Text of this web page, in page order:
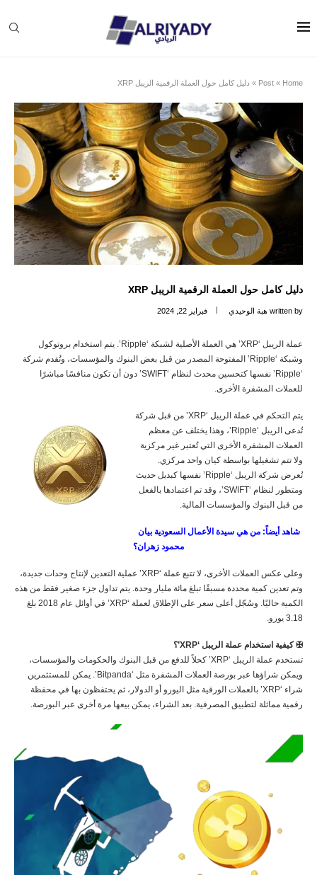
Home
»
Post
» دليل كامل حول العملة الرقمية الريبل XRP
دليل كامل حول العملة الرقمية الريبل XRP
written by هبة الوحيدي فبراير 22, 2024
عملة الريبل ‘XRP’ هي العملة الأصلية لشبكة ‘Ripple’. يتم استخدام بروتوكول
وشبكة ‘Ripple’ المفتوحة المصدر من قبل بعض البنوك والمؤسسات، وتُقدم شركة
‘Ripple’ نفسها كتحسين محدث لنظام ‘SWIFT’ دون أن تكون منافسًا مباشرًا
للعملات المشفرة الأخرى.
يتم التحكم في عملة الريبل ‘XRP’ من قبل شركة
تُدعى الريبل ‘Ripple’، وهذا يختلف عن معظم
العملات المشفرة الأخرى التي تُعتبر غير مركزية
ولا تتم تشغيلها بواسطة كيان واحد مركزي.
تُعرض شركة الريبل ‘Ripple’ نفسها كبديل حديث
ومتطور لنظام ‘SWIFT’، وقد تم اعتمادها بالفعل
من قبل البنوك والمؤسسات المالية.
شاهد أيضاً: من هي سيدة الأعمال السعودية بيان
محمود زهران؟
وعلى عكس العملات الأخرى، لا تتبع عملة ‘XRP’ عملية التعدين لإنتاج وحدات جديدة،
وتم تعدين كمية محددة مسبقًا تبلغ مائة مليار وحدة. يتم تداول جزء صغير فقط من هذه
الكمية حاليًا. وسُجّل أعلى سعر على الإطلاق لعملة ‘XRP’ في أوائل عام 2018 بلغ
3.18 يورو.
✠ كيفية استخدام عملة الريبل ‘XRP’؟
تستخدم عملة الريبل ‘XRP’ كحلاً للدفع من قبل البنوك والحكومات والمؤسسات،
ويمكن شراؤها عبر بورصة العملات المشفرة مثل ‘Bitpanda’. يمكن للمستثمرين
شراء ‘XRP’ بالعملات الورقية مثل اليورو أو الدولار، ثم يحتفظون بها في محفظة
رقمية مماثلة لتطبيق المصرفية. بعد الشراء، يمكن بيعها مرة أخرى عبر البورصة.